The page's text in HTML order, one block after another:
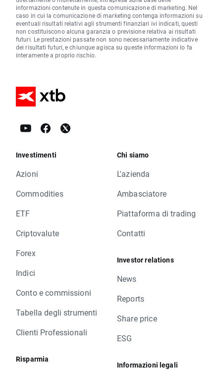
informazioni contenute in questa comunicazione di marketing. Nel
caso in cui la comunicazione di marketing contenga informazioni su
eventuali risultati relativi agli strumenti finanziari ivi indicati, questi
non costituiscono alcuna garanzia o previsione relativa ai risultati
futuri. Le prestazioni passate non sono necessariamente indicative
dei risultati futuri, e chiunque agisca su queste informazioni lo fa
interamente a proprio rischio.
Investimenti
Azioni
Commodities
ETF
Criptovalute
Forex
Indici
Conto e commissioni
Tabella degli strumenti
Clienti Professionali
Risparmia
Chi siamo
L'azienda
Ambasciatore
Piattaforma di trading
Contatti
Investor relations
News
Reports
Share price
ESG
Informazioni legali